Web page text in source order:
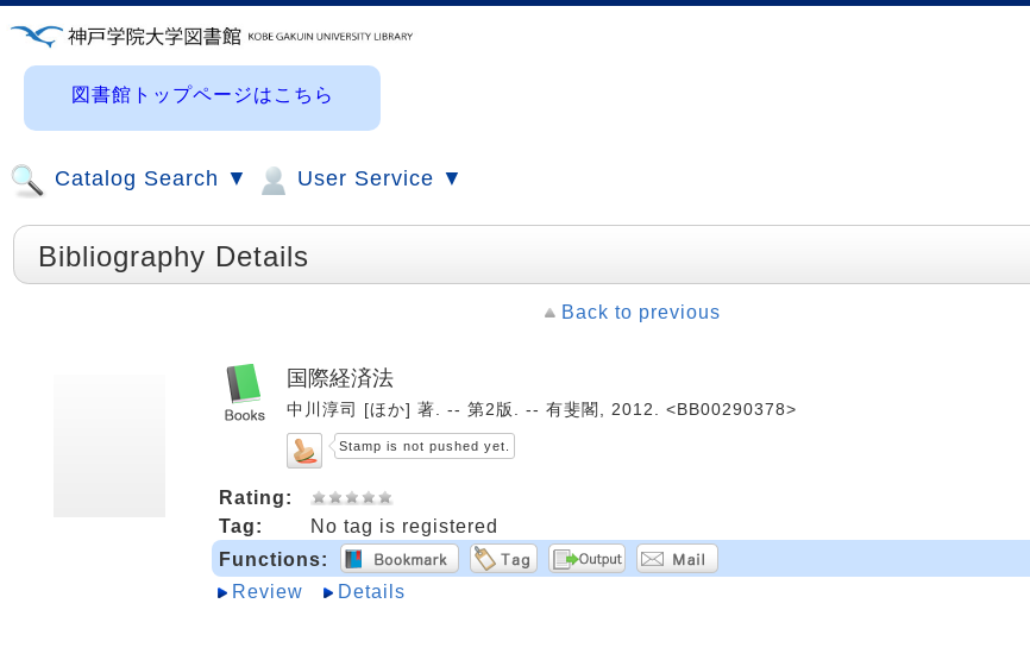
図書館トップページはこちら
Catalog Search ▼ User Service ▼
Bibliography Details
Back to previous
国際経済法
中川淳司 [ほか] 著. -- 第2版. -- 有斐閣, 2012. <BB00290378>
Stamp is not pushed yet.
Rating:
Tag:
No tag is registered
Functions:
Review
Details